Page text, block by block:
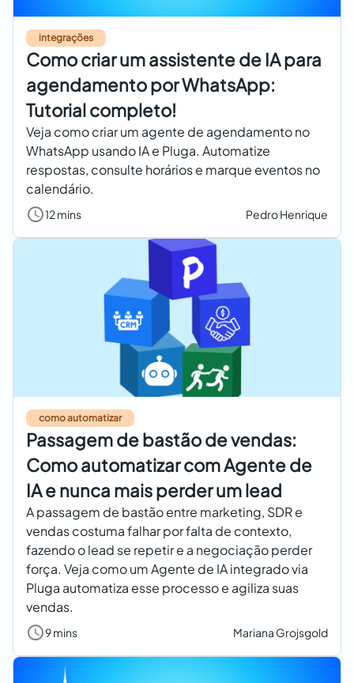
integrações
Como criar um assistente de IA para
agendamento por WhatsApp:
Tutorial completo!
Veja como criar um agente de agendamento no
WhatsApp usando IA e Pluga. Automatize
respostas, consulte horários e marque eventos no
calendário.
12 mins Pedro Henrique
como automatizar
Passagem de bastão de vendas:
Como automatizar com Agente de
IA e nunca mais perder um lead
A passagem de bastão entre marketing, SDR e
vendas costuma falhar por falta de contexto,
fazendo o lead se repetir e a negociação perder
força. Veja como um Agente de IA integrado via
Pluga automatiza esse processo e agiliza suas
vendas.
9 mins Mariana Grojsgold